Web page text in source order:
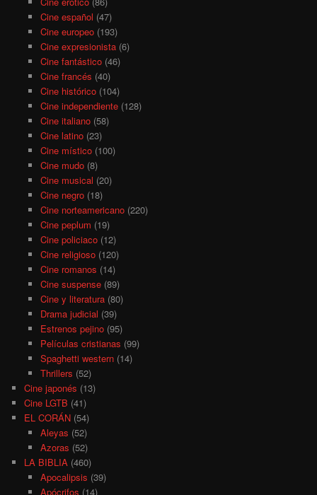
Cine español (47)
Cine europeo(193)
Cine expresionista(6)
Cine fantástico(46)
Cine francés (40)
Cine histórico(104)
Cine independiente(128)
Cine italiano(58)
Cine latino(23)
Cine místico(100)
Cine mudo(8)
Cine musical (20)
Cine negro(18)
Cine norteamericano(220)
Cine peplum (19)
Cine policiaco(12)
Cine religioso(120)
Cine romanos (14)
Cine suspense(89)
Cine y literatura(80)
Drama judicial (39)
Estrenos pejino(95)
Películas cristianas (99)
Spaghetti western(14)
Thrillers (52)
Cine japonés (13)
Cine LGTB (41)
EL CORÁN (54)
Aleyas (52)
Azoras (52)
LA BIBLIA (460)
Apocalipsis (39)
Apócrifos (14)